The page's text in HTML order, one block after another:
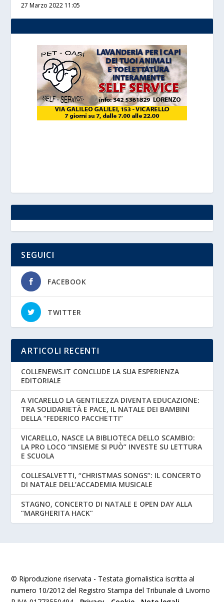
27 Marzo 2022 11:05
SEGUICI
FACEBOOK
TWITTER
ARTICOLI RECENTI
COLLENEWS.IT CONCLUDE LA SUA ESPERIENZA
EDITORIALE
A VICARELLO LA GENTILEZZA DIVENTA EDUCAZIONE:
TRA SOLIDARIETÀ E PACE, IL NATALE DEI BAMBINI
DELLA “FEDERICO PACCHETTI”
VICARELLO, NASCE LA BIBLIOTECA DELLO SCAMBIO:
LA PRO LOCO “INSIEME SI PUÒ” INVESTE SU LETTURA
E SCUOLA
COLLESALVETTI, “CHRISTMAS SONGS”: IL CONCERTO
DI NATALE DELL’ACCADEMIA MUSICALE
STAGNO, CONCERTO DI NATALE E OPEN DAY ALLA
“MARGHERITA HACK”
© Riproduzione riservata - Testata giornalistica iscritta al
numero 10/2012 del Registro Stampa del Tribunale di Livorno